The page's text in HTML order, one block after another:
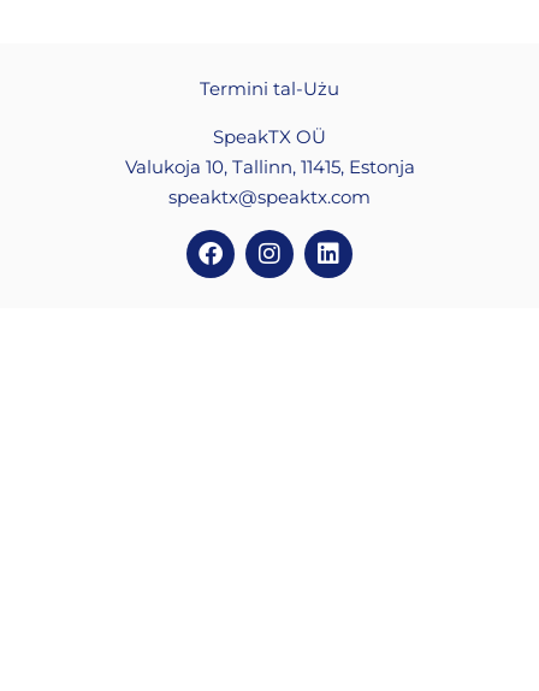
Termini tal-Użu
SpeakTX OÜ
Valukoja 10, Tallinn, 11415, Estonja
speaktx@speaktx.com